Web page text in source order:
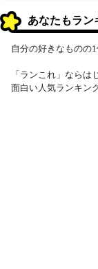
あなたもラン
自分の好きなものの
「ランこれ」ならは
面白い人気ランキン